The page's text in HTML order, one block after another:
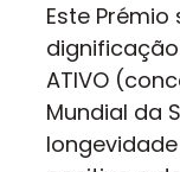
Este
dignificação
ATIVO
Mundial da